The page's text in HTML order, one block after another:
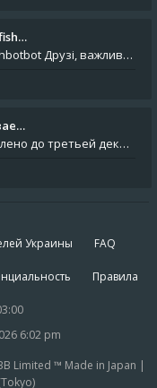
Звіти пишіть роботу @oceanfishbotbot Друзі, важливе повідомлення для учасників форума. Основне звернення опублікован
Доменное имя KIEV-X.COM продлено до третьей декады августа 2027 года! Спасибо всем анонимным пользователям, которые по
Украины FAQ
Правила
6:02 pm
Limited ™ Made in Japan |